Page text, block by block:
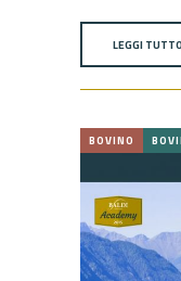
LEGGI
BOVINO